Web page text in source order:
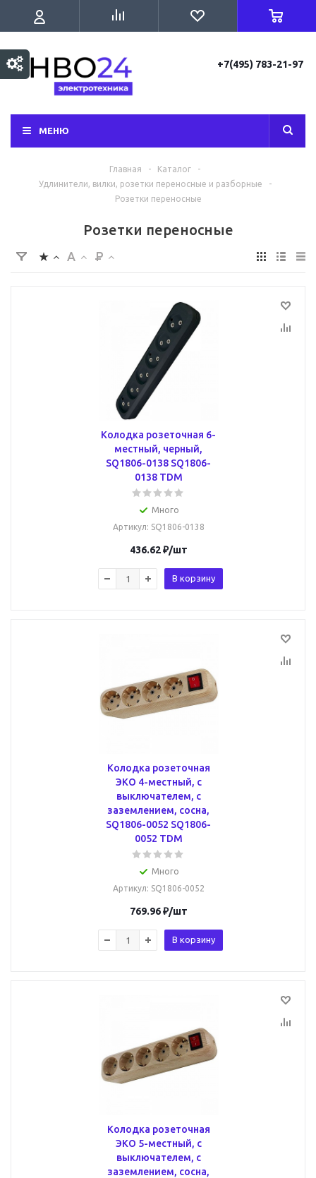
+7(495) 783-21-97
МЕНЮ
Главная - Каталог
-
Удлинители, вилки, розетки переносные и разборные
-
Розетки переносные
Розетки переносные
Колодка розеточная 6-
местный, черный,
SQ1806-0138 SQ1806-
0138 TDM
Много
Артикул: SQ1806-0138
436.62₽/шт
В корзину
Колодка розеточная
ЭКО 4-местный, с
выключателем, с
заземлением, сосна,
SQ1806-0052 SQ1806-
0052 TDM
Много
Артикул: SQ1806-0052
769.96₽/шт
В корзину
Колодка розеточная
ЭКО 5-местный, с
выключателем, с
заземлением, сосна,